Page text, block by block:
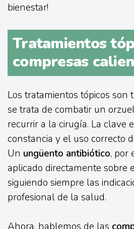
bienestar!
Tratamientos
compresas
Los tratamientos tópicos son
se trata de combatir un
recurrir a la cirugía. La clave
constancia y el uso correcto
Un ungüento antibiótico, por
aplicado directamente sobre
siguiendo siempre las
profesional de la salud.